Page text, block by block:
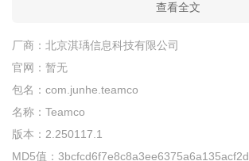
查看全文
厂商： 北京淇瑀信息科技有限公司
官网： 暂无
包名： com.junhe.teamco
名称： Teamco
版本： 2.250117.1
MD5值： 3bcfcd6f7e8c8a3ee6375a6a135acf2d